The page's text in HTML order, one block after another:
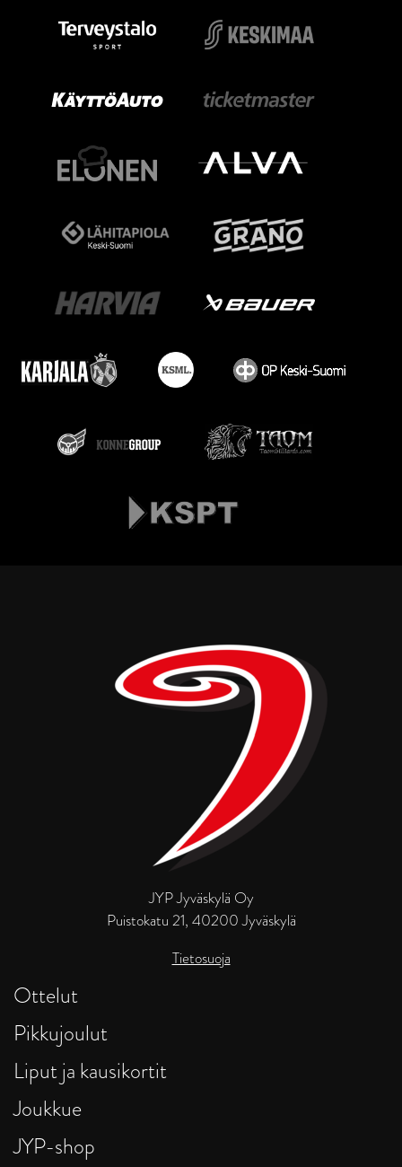
JYP Jyväskylä Oy
Puistokatu 21, 40200 Jyväskylä
Tietosuoja
Ottelut
Pikkujoulut
Liput ja kausikortit
Joukkue
JYP-shop